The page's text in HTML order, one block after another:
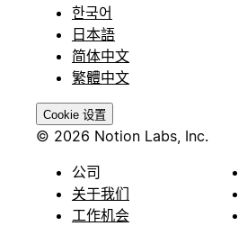
한국어
日本語
简体中文
繁體中文
Cookie 设置
© 2026 Notion Labs, Inc.
公司
关于我们
工作机会